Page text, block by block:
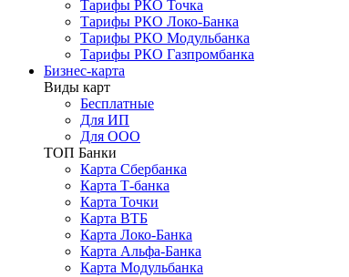
Тарифы РКО Точка
Тарифы РКО Локо-Банка
Тарифы РКО Модульбанка
Тарифы РКО Газпромбанка
Бизнес-карта
Виды карт
Бесплатные
Для ИП
Для ООО
ТОП Банки
Карта Сбербанка
Карта Т-банка
Карта Точки
Карта ВТБ
Карта Локо-Банка
Карта Альфа-Банка
Карта Модульбанка